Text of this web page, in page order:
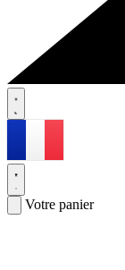
Votre panier